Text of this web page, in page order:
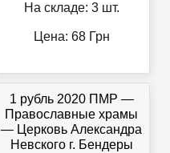
На складе: 3 шт.
Цена: 68Грн
1 рубль 2020 ПМР —
Православные храмы
— Церковь Александра
Невского г. Бендеры